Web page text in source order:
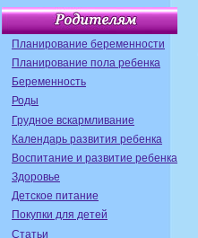
Планирование беременности
Планирование пола ребенка
Беременность
Роды
Грудное вскармливание
Календарь развития ребенка
Воспитание и развитие ребенка
Здоровье
Детское питание
Покупки для детей
Статьи